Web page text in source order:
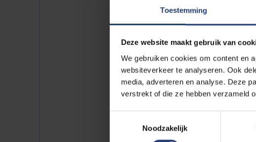
Toestemming
Deze website maakt gebruik van
We gebruiken cookies om content en
websiteverkeer te analyseren. Ook
media, adverteren en analyse. Deze
verstrekt of die ze hebben verzameld
Noodzakelijk